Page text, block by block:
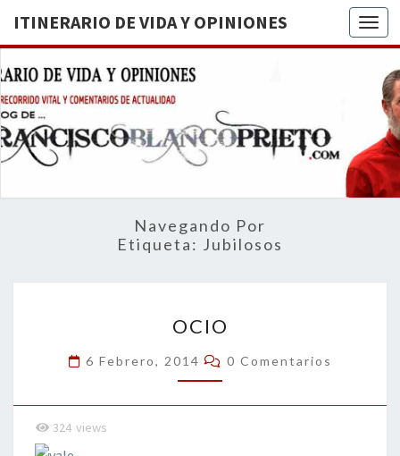
ITINERARIO DE VIDA Y OPINIONES
DE
BREVE
RECORRIDO
VITAL Y
ACTUALIDAD
Navegando Por
Etiqueta: Jubilosos
OCIO
6 Febrero, 2014 Comentarios
0 Comentarios
324 views